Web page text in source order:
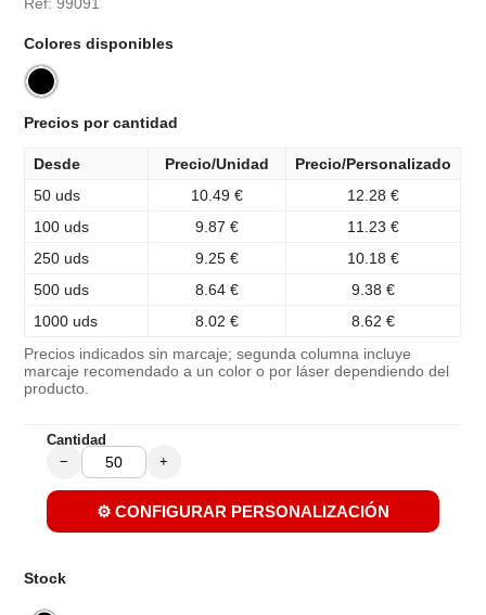
Ref: 99091
Colores disponibles
Precios por cantidad
Desde Precio/Unidad
Precio/Personalizado
50 uds
10.49 €
12.28 €
100 uds
9.87 €
11.23 €
250 uds
9.25 €
10.18 €
500 uds
8.64 €
9.38 €
1000 uds
8.02 € 8.62 €
Precios indicados sin marcaje; segunda columna incluye
marcaje recomendado a un color o por láser dependiendo del
producto.
Cantidad
− +
⚙️ CONFIGURAR PERSONALIZACIÓN
Stock